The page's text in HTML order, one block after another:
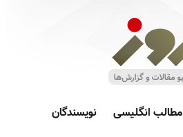
مطالب انگلیسی نویسندگان